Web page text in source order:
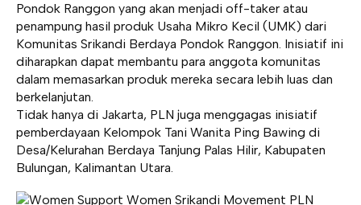
Pondok Ranggon yang akan menjadi off-taker atau
penampung hasil produk Usaha Mikro Kecil (UMK) dari
Komunitas Srikandi Berdaya Pondok Ranggon. Inisiatif ini
diharapkan dapat membantu para anggota komunitas
dalam memasarkan produk mereka secara lebih luas dan
berkelanjutan.
Tidak hanya di Jakarta, PLN juga menggagas inisiatif
pemberdayaan Kelompok Tani Wanita Ping Bawing di
Desa/Kelurahan Berdaya Tanjung Palas Hilir, Kabupaten
Bulungan, Kalimantan Utara.